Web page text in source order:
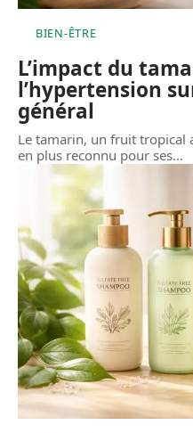
BIEN-ÊTRE
L’impact du
l’hypertension
général
Le tamarin, un fruit tropical
en plus reconnu pour ses…